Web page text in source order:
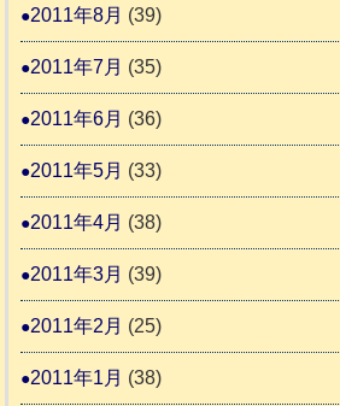
2011年8月 (39)
2011年7月 (35)
2011年6月 (36)
2011年5月 (33)
2011年4月 (38)
2011年3月 (39)
2011年2月 (25)
2011年1月 (38)